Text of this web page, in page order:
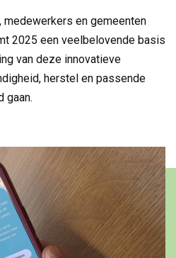
medewerkers en gemeenten
2025 een veelbelovende basis
van deze innovatieve
herstel en passende
gaan.